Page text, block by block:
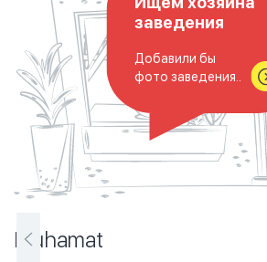
заведения
Добавили бы
фото заведения..
Muhamat